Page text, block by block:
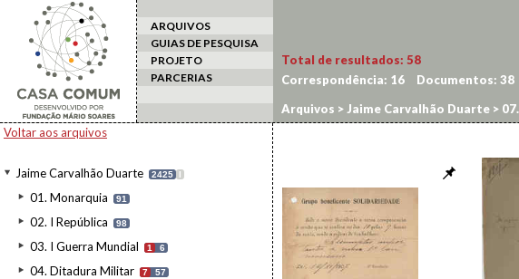
ARQUIVOS
GUIAS DE PESQUISA
PROJETO
PARCERIAS
Voltar aos arquivos
Jaime Carvalhão Duarte 2425 I
01. Monarquia 91
02. I República 98
03. I Guerra Mundial 1 6
04. Ditadura Militar 7 57
Total de resultados: 58
Correspondência: 16 Documentos: 38
Arquivos > Jaime Carvalhão Duarte >